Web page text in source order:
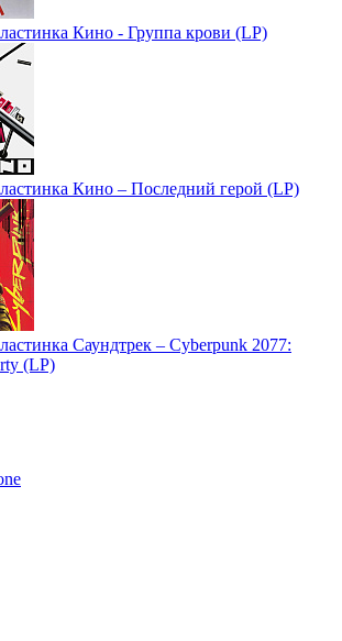
Кино - Группа крови (LP)
Кино – Последний герой (LP)
Саундтрек – Cyberpunk 2077:
(LP)